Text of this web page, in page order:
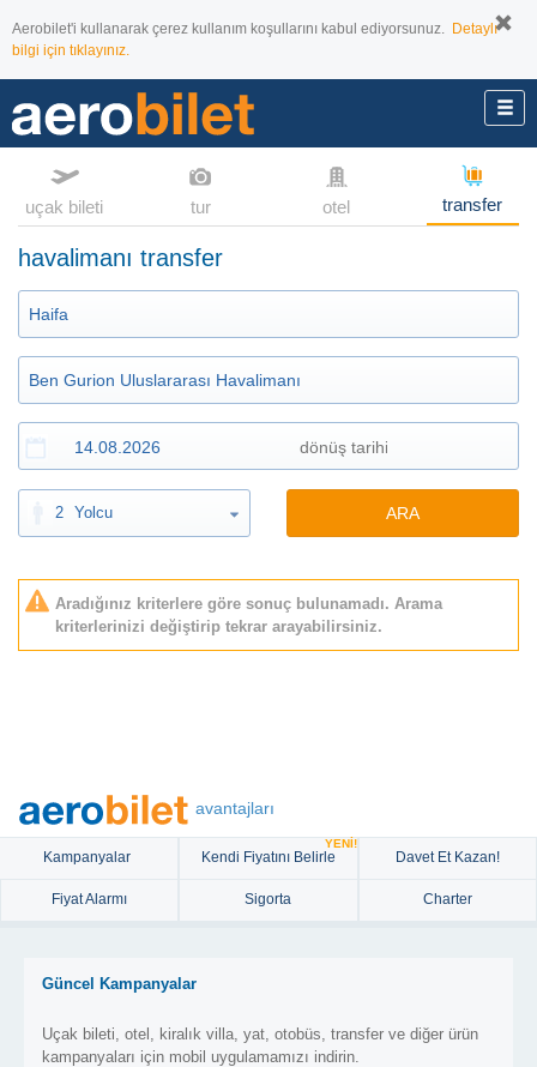
Aerobilet'i kullanarak çerez kullanım koşullarını kabul ediyorsunuz. Detaylı
bilgi için tıklayınız.
uçak bileti tur otel transfer
havalimanı transfer
2 Yolcu ARA
Aradığınız kriterlere göre sonuç bulunamadı. Arama
kriterlerinizi değiştirip tekrar arayabilirsiniz.
avantajları
Kampanyalar Kendi Fiyatını Belirle
YENİ!
Davet Et Kazan!
Fiyat Alarmı Sigorta Charter
Güncel Kampanyalar
Uçak bileti, otel, kiralık villa, yat, otobüs, transfer ve diğer ürün
kampanyaları için mobil uygulamamızı indirin.